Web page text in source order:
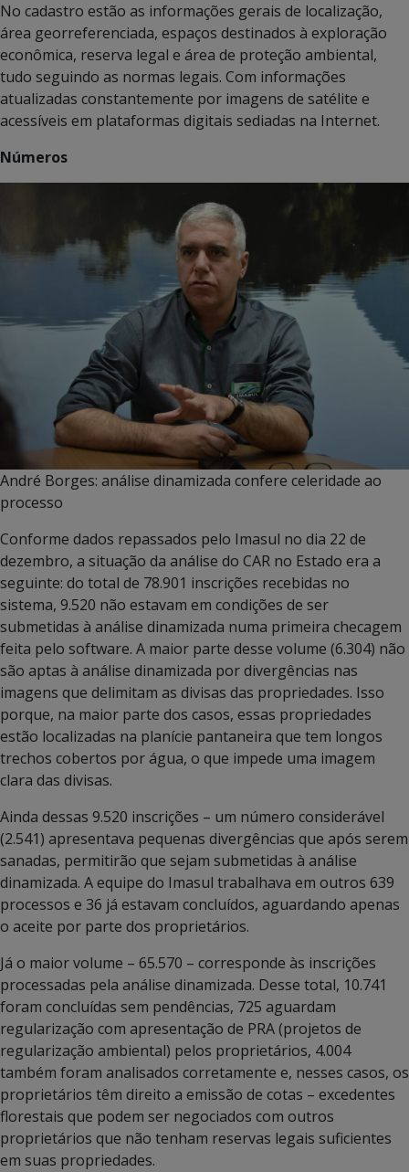
No cadastro estão as informações gerais de localização,
área georreferenciada, espaços destinados à exploração
econômica, reserva legal e área de proteção ambiental,
tudo seguindo as normas legais. Com informações
atualizadas constantemente por imagens de satélite e
acessíveis em plataformas digitais sediadas na Internet.
Números
André Borges: análise dinamizada confere celeridade ao
processo
Conforme dados repassados pelo Imasul no dia 22 de
dezembro, a situação da análise do CAR no Estado era a
seguinte: do total de 78.901 inscrições recebidas no
sistema, 9.520 não estavam em condições de ser
submetidas à análise dinamizada numa primeira checagem
feita pelo software. A maior parte desse volume (6.304) não
são aptas à análise dinamizada por divergências nas
imagens que delimitam as divisas das propriedades. Isso
porque, na maior parte dos casos, essas propriedades
estão localizadas na planície pantaneira que tem longos
trechos cobertos por água, o que impede uma imagem
clara das divisas.
Ainda dessas 9.520 inscrições – um número considerável
(2.541) apresentava pequenas divergências que após serem
sanadas, permitirão que sejam submetidas à análise
dinamizada. A equipe do Imasul trabalhava em outros 639
processos e 36 já estavam concluídos, aguardando apenas
o aceite por parte dos proprietários.
Já o maior volume – 65.570 – corresponde às inscrições
processadas pela análise dinamizada. Desse total, 10.741
foram concluídas sem pendências, 725 aguardam
regularização com apresentação de PRA (projetos de
regularização ambiental) pelos proprietários, 4.004
também foram analisados corretamente e, nesses casos, os
proprietários têm direito a emissão de cotas – excedentes
florestais que podem ser negociados com outros
proprietários que não tenham reservas legais suficientes
em suas propriedades.